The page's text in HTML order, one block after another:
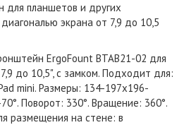
для планшетов и других
экрана от 7,9 до 10,5
ErgoFount BTAB21-02 для
до 10,5", с замком. Подходит для:
mini. Размеры: 134-197х196-
Поворот: 330°. Вращение: 360°.
размещения на стене: в